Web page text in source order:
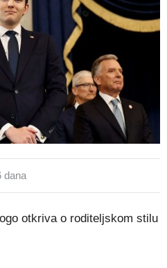
dana
otkriva o roditeljskom stilu